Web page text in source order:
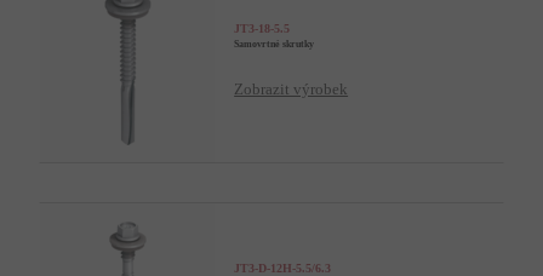
JT3-18-5.5
Samovrtné skrutky
Zobrazit výrobek
JT3-D-12H-5.5/6.3